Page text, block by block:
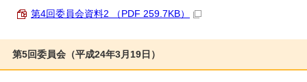
第4回委員会資料2 （PDF 259.7KB）
第5回委員会（平成24年3月19日）